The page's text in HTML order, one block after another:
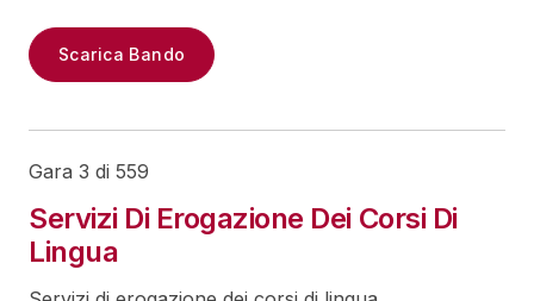
Scarica Bando
Gara 3 di 559
Servizi Di Erogazione Dei Corsi Di
Lingua